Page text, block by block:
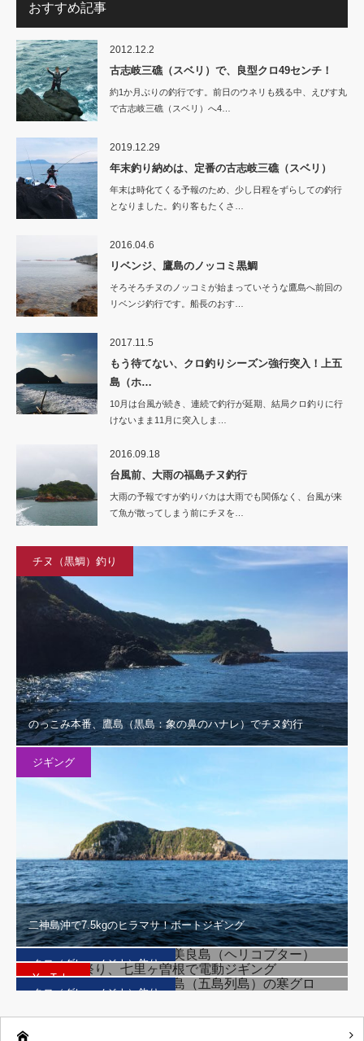
おすすめ記事
2012.12.2
古志岐三礁（スベリ）で、良型クロ49センチ！
約1か月ぶりの釣行です。前日のウネリも残る中、えびす丸
で古志岐三礁（スベリ）へ4…
2019.12.29
年末釣り納めは、定番の古志岐三礁（スベリ）
年末は時化てくる予報のため、少し日程をずらしての釣行
となりました。釣り客もたくさ…
2016.04.6
リベンジ、鷹島のノッコミ黒鯛
そろそろチヌのノッコミが始まっていそうな鷹島へ前回の
リベンジ釣行です。船長のおす…
2017.11.5
もう待てない、クロ釣りシーズン強行突入！上五
島（ホ…
10月は台風が続き、連続で釣行が延期、結局クロ釣りに行
けないまま11月に突入しま…
2016.09.18
台風前、大雨の福島チヌ釣行
大雨の予報ですが釣りバカは大雨でも関係なく、台風が来
て魚が散ってしまう前にチヌを…
チヌ（黒鯛）釣り
のっこみ本番、鷹島（黒島：象の鼻のハナレ）でチヌ釣行
ジギング
二神島沖で7.5kgのヒラマサ！ボートジギング
クロ（グレ・メジナ）釣り
腹パンパンの良型クロ、美良島（ヘリコプター）
YouTube
春のヤズ祭り、七里ヶ曽根で電動ジギング
クロ（グレ・メジナ）釣り
厳しいウネリの中、野崎島（五島列島）の寒グロ